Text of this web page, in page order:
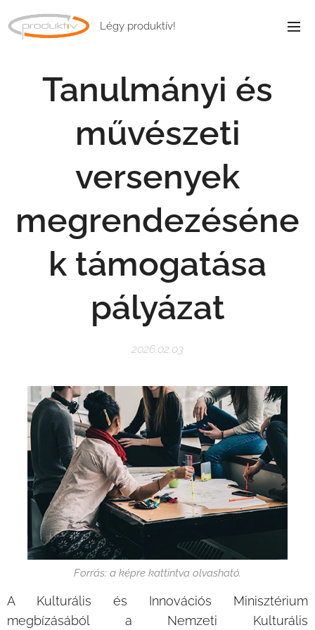
Légy produktív!
Tanulmányi és
művészeti
versenyek
megrendezéséne
k támogatása
pályázat
2026.02.03
Forrás: a képre kattintva olvasható.
A Kulturális és Innovációs Minisztérium
megbízásából a Nemzeti Kulturális